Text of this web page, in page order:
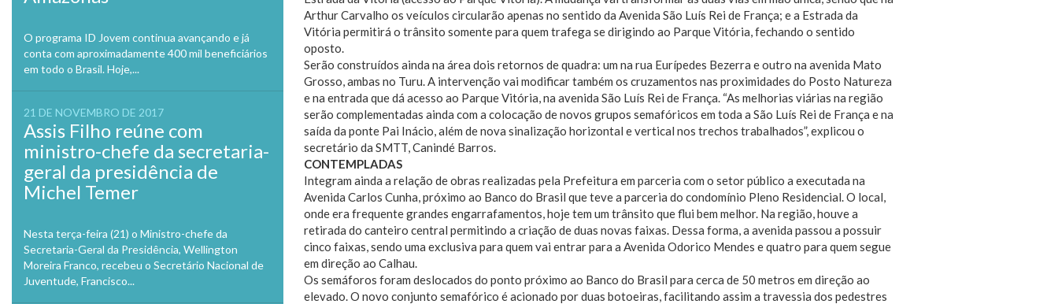
O programa ID Jovem continua avançando e já
conta com aproximadamente 400 mil beneficiários
em todo o Brasil. Hoje,...
21 DE NOVEMBRO DE 2017
Assis Filho reúne com
ministro-chefe da secretaria-
geral da presidência de
Michel Temer
Nesta terça-feira (21) o Ministro-chefe da
Secretaria-Geral da Presidência, Wellington
Moreira Franco, recebeu o Secretário Nacional de
Juventude, Francisco...
Arthur Carvalho os veículos circularão apenas no sentido da Avenida São Luís Rei de França; e a Estrada da
Vitória permitirá o trânsito somente para quem trafega se dirigindo ao Parque Vitória, fechando o sentido
oposto.
Serão construídos ainda na área dois retornos de quadra: um na rua Eurípedes Bezerra e outro na avenida Mato
Grosso, ambas no Turu. A intervenção vai modificar também os cruzamentos nas proximidades do Posto Natureza
e na entrada que dá acesso ao Parque Vitória, na avenida São Luís Rei de França. “As melhorias viárias na região
serão complementadas ainda com a colocação de novos grupos semafóricos em toda a São Luís Rei de França e na
saída da ponte Pai Inácio, além de nova sinalização horizontal e vertical nos trechos trabalhados”, explicou o
secretário da SMTT, Canindé Barros.
CONTEMPLADAS
Integram ainda a relação de obras realizadas pela Prefeitura em parceria com o setor público a executada na
Avenida Carlos Cunha, próximo ao Banco do Brasil que teve a parceria do condomínio Pleno Residencial. O local,
onde era frequente grandes engarrafamentos, hoje tem um trânsito que flui bem melhor. Na região, houve a
retirada do canteiro central permitindo a criação de duas novas faixas. Dessa forma, a avenida passou a possuir
cinco faixas, sendo uma exclusiva para quem vai entrar para a Avenida Odorico Mendes e quatro para quem segue
em direção ao Calhau.
Os semáforos foram deslocados do ponto próximo ao Banco do Brasil para cerca de 50 metros em direção ao
elevado. O novo conjunto semafórico é acionado por duas botoeiras, facilitando assim a travessia dos pedestres